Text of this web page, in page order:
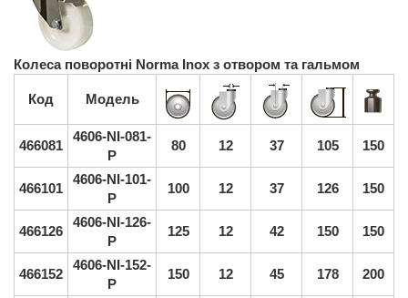
Колеса поворотні Norma Inox з отвором та гальмом
Код Модель
466081
4606-NI-081-
P
80 12 37 105 150
466101
4606-NI-101-
P
100 12 37 126 150
466126
4606-NI-126-
P
125 12 42 150 150
466152
4606-NI-152-
P
150 12 45 178 200